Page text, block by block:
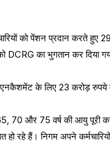
को पेंशन प्रदान करते हुए
DCRG का भुगतान कर दिया
के लिए 23 करोड़ रुपये
65, 70 और 75 वर्ष की आयु
हो रहे हैं। निगम अपने